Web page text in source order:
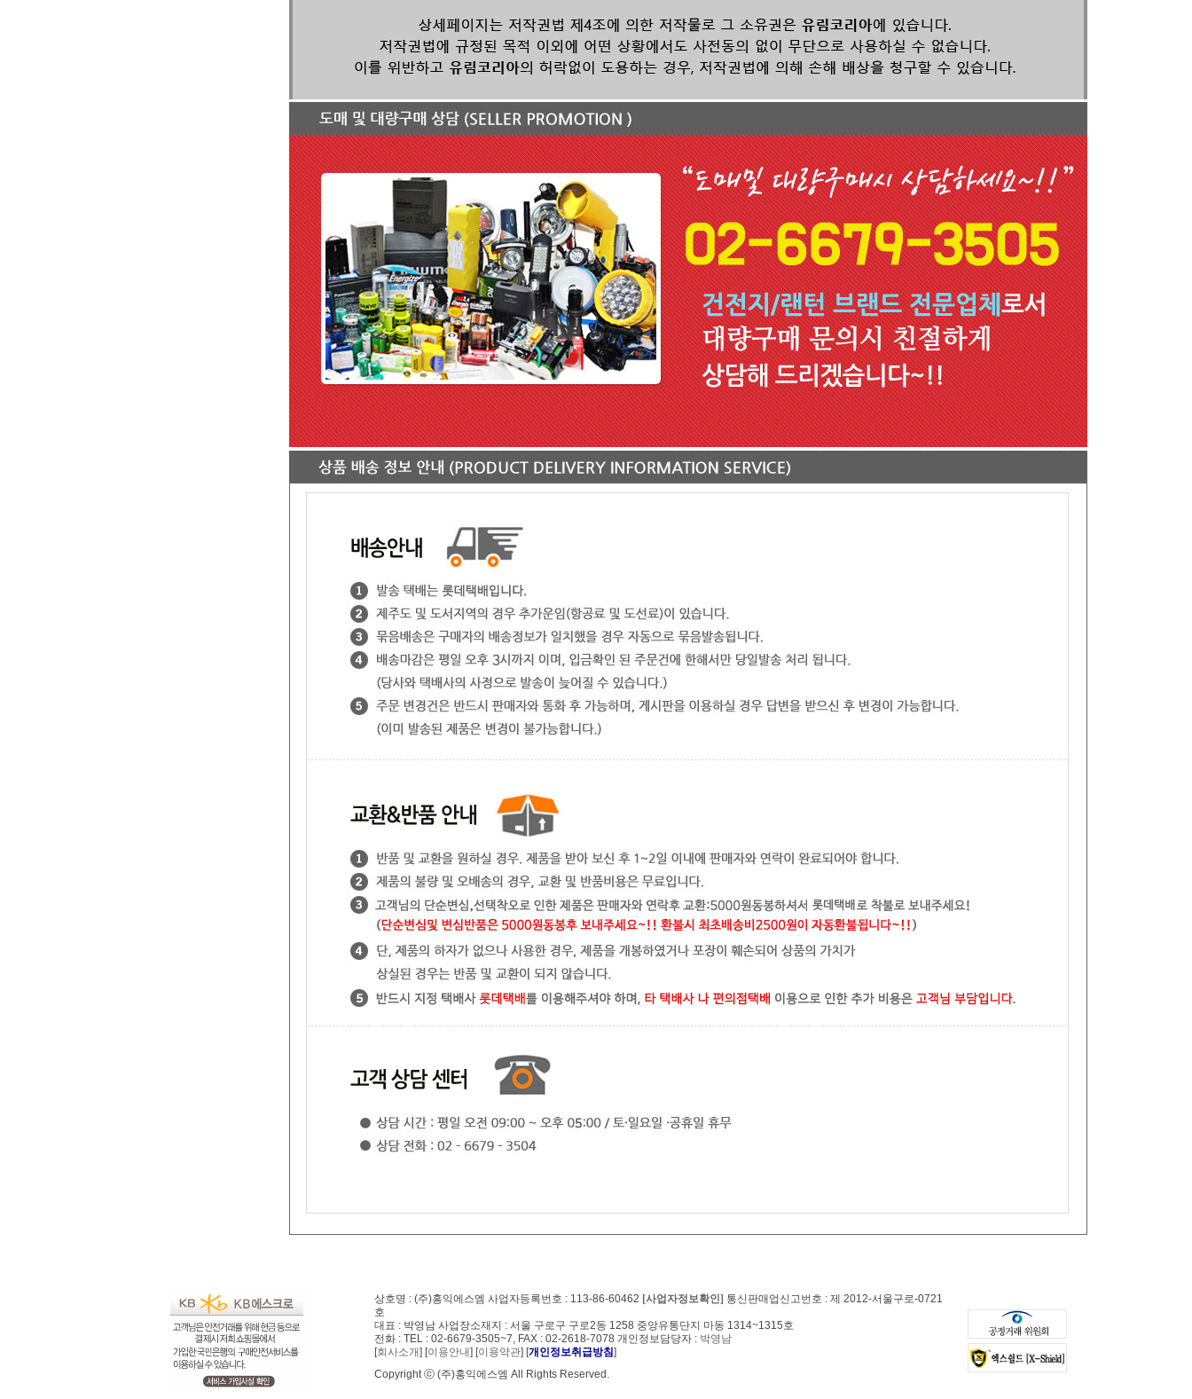
상호명 : (주)홍익에스엠 사업자등록번호 : 113-86-60462 [사업자정보확인] 통신판매업신고번호 : 제 2012-서울구로-0721
호
대표 : 박영남 사업장소재지 : 서울 구로구 구로2동 1258 중앙유통단지 마동 1314~1315호
전화 : TEL : 02-6679-3505~7, FAX : 02-2618-7078 개인정보담당자 : 박영남
[회사소개] [이용안내] [이용약관] [개인정보취급방침]
Copyright ⓒ (주)홍익에스엠 All Rights Reserved.